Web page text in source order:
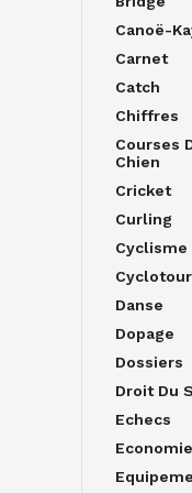
Canoë-
Carnet
Catch
Chiffres
Courses
Chien
Cricket
Curling
Cyclisme
Danse
Dopage
Dossiers
Droit Du
Echecs
Economie